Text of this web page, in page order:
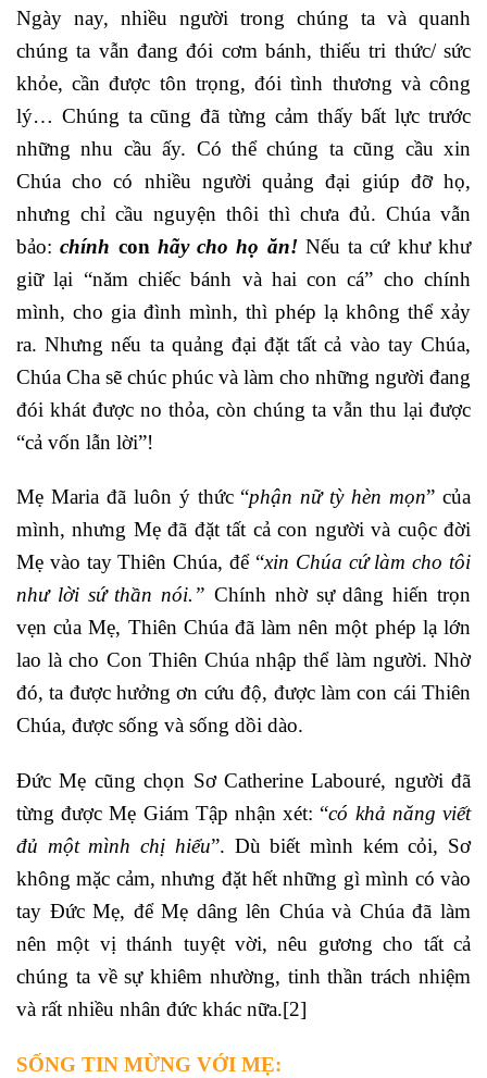
Ngày nay, nhiều người trong chúng ta và quanh
chúng ta vẫn đang đói cơm bánh, thiếu tri thức/ sức
khỏe, cần được tôn trọng, đói tình thương và công
lý… Chúng ta cũng đã từng cảm thấy bất lực trước
những nhu cầu ấy. Có thể chúng ta cũng cầu xin
Chúa cho có nhiều người quảng đại giúp đỡ họ,
nhưng chỉ cầu nguyện thôi thì chưa đủ. Chúa vẫn
bảo:chính con hãy cho họ ăn! Nếu ta cứ khư khư
giữ lại “năm chiếc bánh và hai con cá” cho chính
mình, cho gia đình mình, thì phép lạ không thể xảy
ra. Nhưng nếu ta quảng đại đặt tất cả vào tay Chúa,
Chúa Cha sẽ chúc phúc và làm cho những người đang
đói khát được no thỏa, còn chúng ta vẫn thu lại được
“cả vốn lẫn lời”!
Mẹ Maria đã luôn ý thức “phận nữ tỳ hèn mọn” của
mình, nhưng Mẹ đã đặt tất cả con người và cuộc đời
Mẹ vào tay Thiên Chúa, để “xin Chúa cứ làm cho tôi
như lời sứ thần nói.” Chính nhờ sự dâng hiến trọn
vẹn của Mẹ, Thiên Chúa đã làm nên một phép lạ lớn
lao là cho Con Thiên Chúa nhập thể làm người. Nhờ
đó, ta được hưởng ơn cứu độ, được làm con cái Thiên
Chúa, được sống và sống dồi dào.
Đức Mẹ cũng chọn Sơ Catherine Labouré, người đã
từng được Mẹ Giám Tập nhận xét: “có khả năng viết
đủ một mình chị hiểu”. Dù biết mình kém cỏi, Sơ
không mặc cảm, nhưng đặt hết những gì mình có vào
tay Đức Mẹ, để Mẹ dâng lên Chúa và Chúa đã làm
nên một vị thánh tuyệt vời, nêu gương cho tất cả
chúng ta về sự khiêm nhường, tinh thần trách nhiệm
và rất nhiều nhân đức khác nữa.[2]
SỐNG TIN MỪNG VỚI MẸ: